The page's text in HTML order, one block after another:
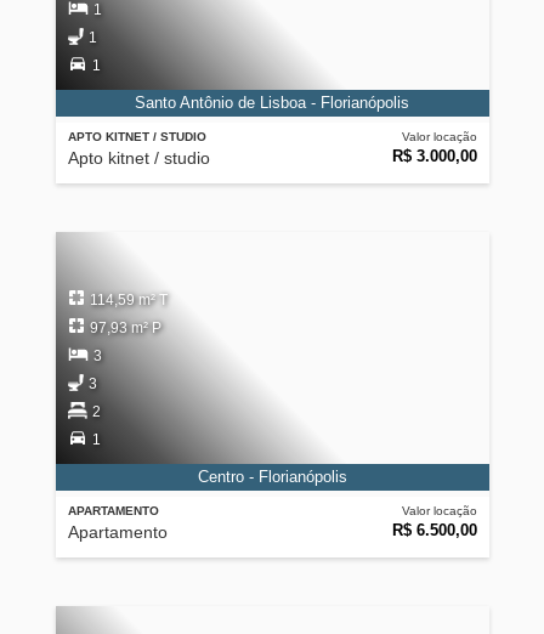
APTO KITNET / STUDIO
Apto kitnet / studio
Valor locação
R$ 3.000,00
1
1
1
Santo Antônio de Lisboa - Florianópolis
APARTAMENTO
Apartamento
Valor locação
R$ 6.500,00
114,59 m² T
97,93 m² P
3
3
2
1
Centro - Florianópolis